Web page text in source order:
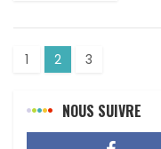
1 2 3
NOUS SUIVRE